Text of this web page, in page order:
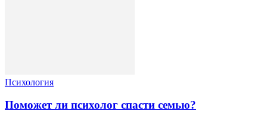
Психология
Поможет ли психолог спасти семью?